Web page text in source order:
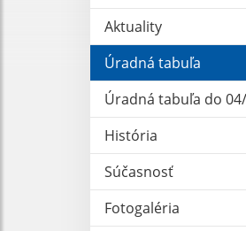
Aktuality
Úradná tabuľa
Úradná tabuľa do
História
Súčasnosť
Fotogaléria